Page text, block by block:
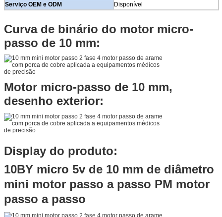
Serviço OEM e ODM Disponível
Curva de binário do motor micro-
passo de 10 mm:
Motor micro-passo de 10 mm,
desenho exterior:
Display do produto:
10BY micro 5v de 10 mm de diâmetro
mini motor passo a passo PM motor
passo a passo